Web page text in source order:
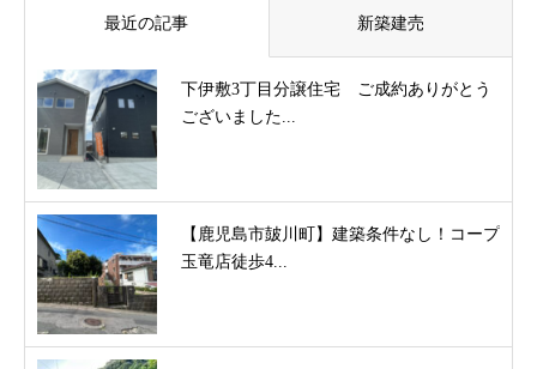
最近の記事 新築建売
下伊敷3丁目分譲住宅 ご成約ありがとう
ございました...
【鹿児島市皷川町】建築条件なし！コープ
玉竜店徒歩4...